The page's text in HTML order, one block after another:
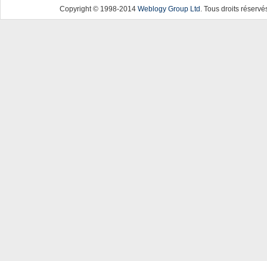
Copyright © 1998-2014 Weblogy Group Ltd . Tous droits